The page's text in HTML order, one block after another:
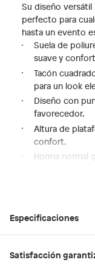
Su diseño
perfecto para
hasta un evento
Suela de
suave y
Tacón
para un look
Diseño con
favorecedor.
Altura de
confort.
Horma normal
Experimenta la
te acompañará
bienestar en
Especificaciones
Condicion del
Satisfacción